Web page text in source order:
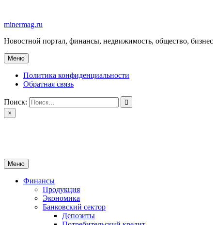
содержимому
minermag.ru
Новостной портал, финансы, недвижимость, общество, бизнес
Меню
Политика конфиденциальности
Обратная связь
Поиск:
×
Меню
Финансы
Продукция
Экономика
Банковский сектор
Депозиты